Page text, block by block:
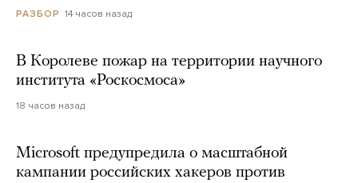
РАЗБОР 14 часов назад
В Королеве пожар на территории научного
института «Роскосмоса»
18 часов назад
Microsoft предупредила о масштабной
кампании российских хакеров против